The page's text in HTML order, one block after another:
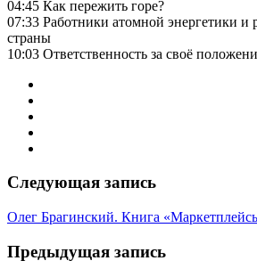
04:45 Как пережить горе?
07:33 Работники атомной энергетики и
страны
10:03 Ответственность за своё
Следующая запись
Олег Брагинский. Книга
Предыдущая запись